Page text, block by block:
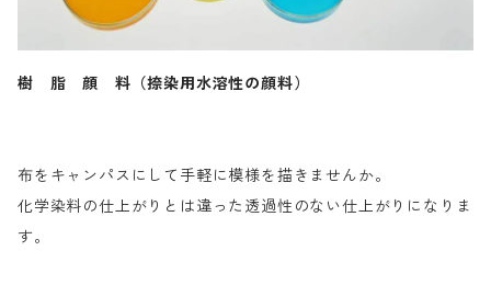
樹 脂 顔 料（捺染用水溶性の顔料）
布をキャンパスにして手軽に模様を描きませんか。
化学染料の仕上がりとは違った透過性のない仕上がりになりま
す。